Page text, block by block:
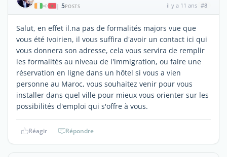
| 5POSTS il y a 11 ans #8
Salut, en effet il.na pas de formalités majors vue que
vous été Ivoirien, il vous suffira d'avoir un contact ici qui
vous donnera son adresse, cela vous servira de remplir
les formalités au niveau de l'immigration, ou faire une
réservation en ligne dans un hôtel si vous a vien
personne au Maroc, vous souhaitez venir pour vous
installer dans quel ville pour mieux vous orienter sur les
possibilités d'emploi qui s'offre à vous.
Réagir Répondre